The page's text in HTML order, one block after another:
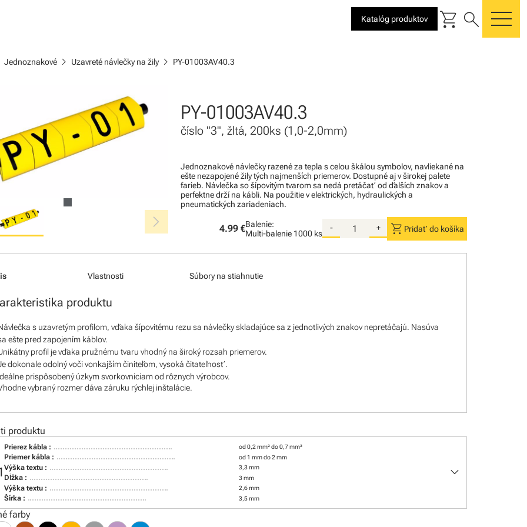
Katalóg produktov shopping_cart search
Jednoznakové chevron_right Uzavreté návlečky na žilychevron_right PY-01003AV40.3
chevron_right
PY-01003AV40.3
číslo "3", žltá, 200ks (1,0-2,0mm)
Jednoznakové návlečky razené za tepla s celou škálou symbolov, navliekané na
ešte nezapojené žily tých najmenších priemerov. Dostupné aj v širokej palete
farieb. Návlečka so šípovitým tvarom sa nedá pretáčať od ďalších znakov a
perfektne drží na kábli. Na použitie v elektrických, hydraulických a
pneumatických zariadeniach.
4.99 €Balenie:
Multi-balenie 1000 ks
- + shopping_cart Pridať do košíka
Vlastnosti Súbory na stiahnutie
produktu
s uzavretým profilom, vďaka šípovitému rezu sa návlečky skladajúce sa z jednotlivých znakov nepretáčajú. Nasúva
ešte pred zapojením káblov.
profil je vďaka pružnému tvaru vhodný na široký rozsah priemerov.
dokonale odolný voči vonkajším činiteľom, vysoká čitateľnosť.
prispôsobený úzkym svorkovniciam od rôznych výrobcov.
vybraný rozmer dáva záruku rýchlej inštalácie.
produktu
Prierez kábla : od 0,2 mm² do 0,7 mm²
Priemer kábla : od 1 mm do 2 mm
Výška textu : 3,3 mm
Dĺžka : 3 mm
Výška textu : 2,6 mm
Šírka : 3,5 mm
keyboard_arrow_down
farby